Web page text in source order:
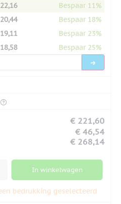
Bespaar 11%
Bespaar 18%
Bespaar 23%
Bespaar 25%
€ 221,60
€ 46,54
€ 268,14
In winkelwagen
bedrukking geselecteerd